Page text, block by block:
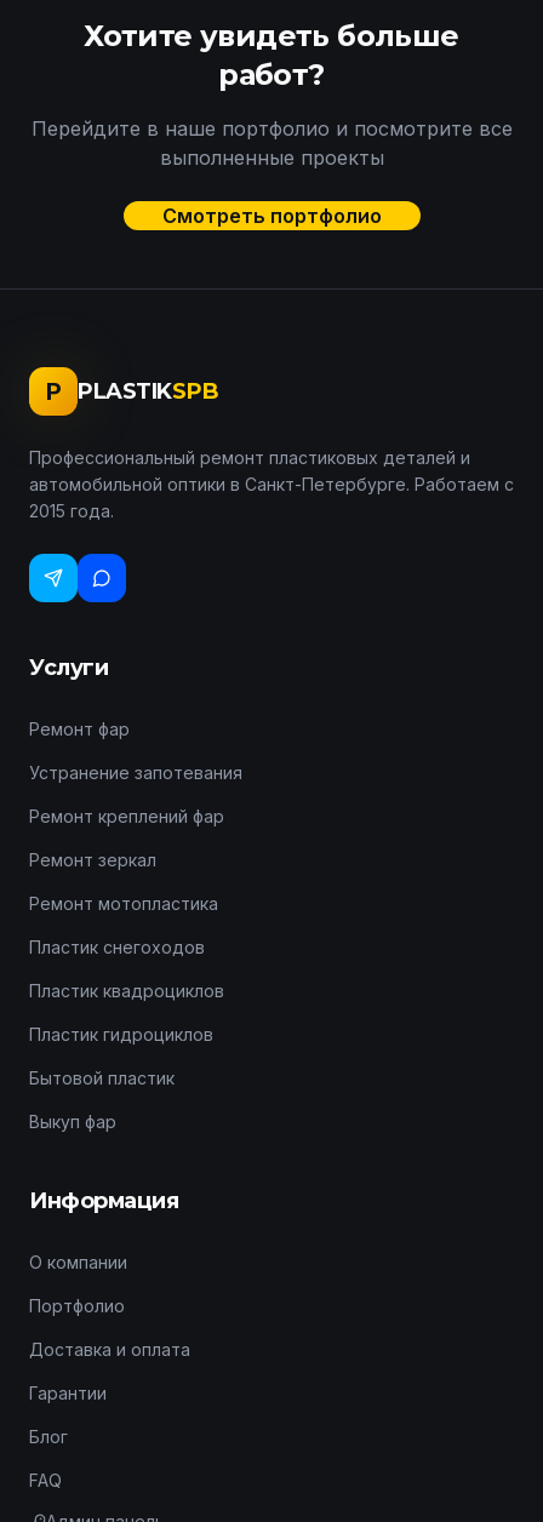
Хотите увидеть больше
работ?
Перейдите в наше портфолио и посмотрите все
выполненные проекты
Смотреть портфолио
P PLASTIKSPB
Профессиональный ремонт пластиковых деталей и
автомобильной оптики в Санкт-Петербурге. Работаем с
2015 года.
Услуги
Ремонт фар
Устранение запотевания
Ремонт креплений фар
Ремонт зеркал
Ремонт мотопластика
Пластик снегоходов
Пластик квадроциклов
Пластик гидроциклов
Бытовой пластик
Выкуп фар
Информация
О компании
Портфолио
Доставка и оплата
Гарантии
Блог
FAQ